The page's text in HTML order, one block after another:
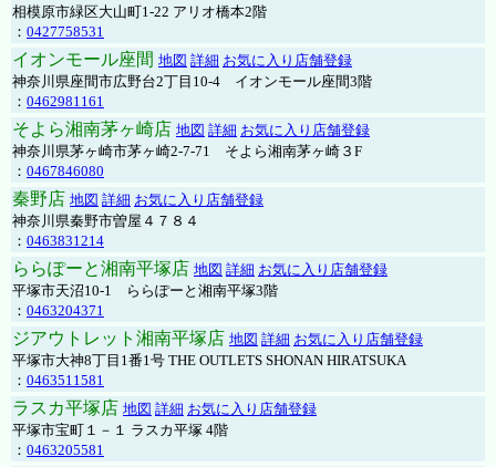
相模原市緑区大山町1-22 アリオ橋本2階
： 0427758531
イオンモール座間 地図 詳細 お気に入り店舗登録
神奈川県座間市広野台2丁目10-4 イオンモール座間3階
： 0462981161
そよら湘南茅ヶ崎店 地図 詳細 お気に入り店舗登録
神奈川県茅ヶ崎市茅ヶ崎2‐7‐71 そよら湘南茅ヶ崎３F
： 0467846080
秦野店 地図 詳細 お気に入り店舗登録
神奈川県秦野市曽屋４７８４
： 0463831214
ららぽーと湘南平塚店 地図 詳細 お気に入り店舗登録
平塚市天沼10-1 ららぽーと湘南平塚3階
： 0463204371
ジアウトレット湘南平塚店 地図 詳細 お気に入り店舗登録
平塚市大神8丁目1番1号 THE OUTLETS SHONAN HIRATSUKA
： 0463511581
ラスカ平塚店 地図 詳細 お気に入り店舗登録
平塚市宝町１－１ ラスカ平塚 4階
： 0463205581